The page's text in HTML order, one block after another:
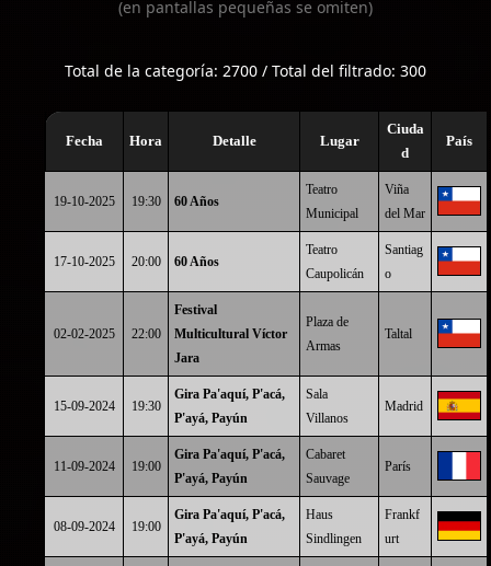
(en pantallas pequeñas se omiten)
Total de la categoría: 2700 / Total del filtrado: 300
Fecha Hora Detalle Lugar
Ciuda
d
País
19-10-2025 19:30 60 Años
Teatro
Municipal
Viña
del Mar
17-10-2025 20:00 60 Años
Teatro
Caupolicán
Santiag
o
02-02-2025 22:00
Festival
Multicultural Víctor
Jara
Plaza de
Armas
Taltal
15-09-2024 19:30
Gira Pa'aquí, P'acá,
P'ayá, Payún
Sala
Villanos
Madrid
11-09-2024 19:00
Gira Pa'aquí, P'acá,
P'ayá, Payún
Cabaret
Sauvage
París
08-09-2024 19:00
Gira Pa'aquí, P'acá,
P'ayá, Payún
Haus
Sindlingen
Frankf
urt